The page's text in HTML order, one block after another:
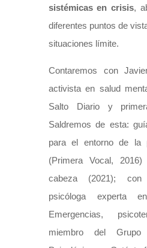
sistémicas en crisis,
diferentes puntos de
situaciones límite.
Contaremos con
activista en salud
Salto Diario y
Saldremos de esta:
para el entorno de la
(Primera Vocal,
cabeza (2021); con
psicóloga experta
Emergencias,
miembro del Grupo